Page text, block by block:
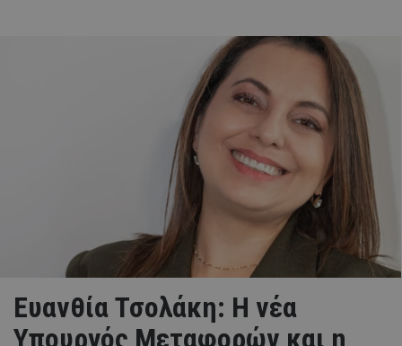
Ευανθία Τσολάκη: Η νέα
Υπουργός Μεταφορών και η